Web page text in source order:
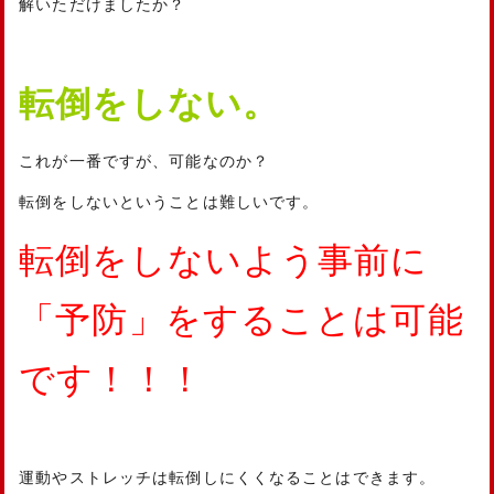
解いただけましたか？
転倒をしない。
これが一番ですが、可能なのか？
転倒をしないということは難しいです。
転倒をしないよう事前に
「予防」をすることは可能
です！！！
運動やストレッチは転倒しにくくなることはできます。